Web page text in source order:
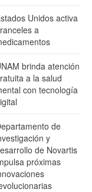
Unidos activa
a
brinda atención
a la salud
con tecnología
de
y
de Novartis
próximas